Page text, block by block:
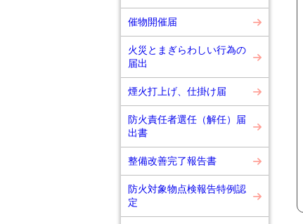
催物開催届
火災とまぎらわしい行為の
届出
煙火打上げ、仕掛け届
防火責任者選任（解任）届
出書
整備改善完了報告書
防火対象物点検報告特例認
定